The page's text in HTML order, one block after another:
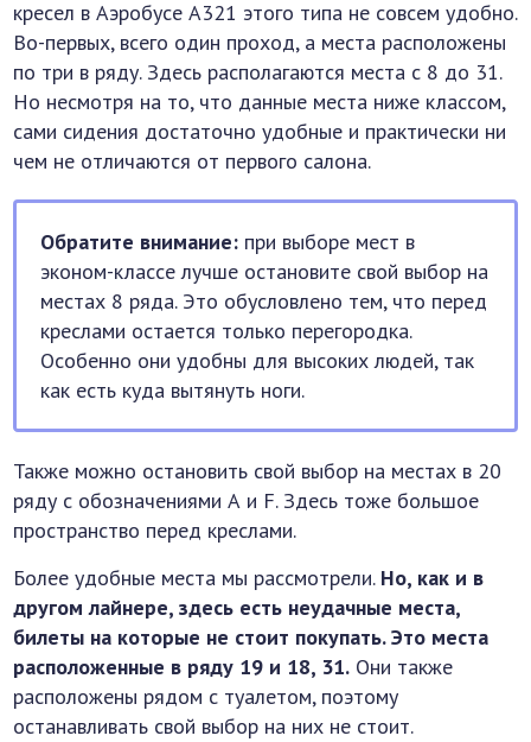
кресел в Аэробусе А321 этого типа не совсем удобно.
Во-первых, всего один проход, а места расположены
по три в ряду. Здесь располагаются места с 8 до 31.
Но несмотря на то, что данные места ниже классом,
сами сидения достаточно удобные и практически ни
чем не отличаются от первого салона.
Обратите внимание: при выборе мест в
эконом-классе лучше остановите свой выбор на
местах 8 ряда. Это обусловлено тем, что перед
креслами остается только перегородка.
Особенно они удобны для высоких людей, так
как есть куда вытянуть ноги.
Также можно остановить свой выбор на местах в 20
ряду с обозначениями А и F. Здесь тоже большое
пространство перед креслами.
Более удобные места мы рассмотрели. Но, как и в
другом лайнере, здесь есть неудачные места,
билеты на которые не стоит покупать. Это места
расположенные в ряду 19 и 18, 31. Они также
расположены рядом с туалетом, поэтому
останавливать свой выбор на них не стоит.